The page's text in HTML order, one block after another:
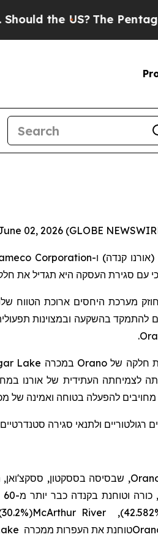
the US?The Pentagon Is
(אורנו קנדה) ו-Corporation
כי עם סגירת העסקה היא תגדיל את חלקה ב-2.129% ל-42.582% במיזם
מערכת היחסים ארוכת הטווח
להתמקד בהשקעה ובמצוינות
.
חלקה של Orano במכרה Lake
לצמיחתה העתידית של אורנו
מחויבים להפעלה בטוחה ואמינה של
ולתנאי סגירה סטנדרטיים
כורה וטוחנת בקנדה כבר יותר מ-60 שנה. אורנו קנדה היא המפעילה של מפעל האורניום
McArthur River(30.2%) וקי לייק (16.7%). המיזם המשותף
טוחנת את העפרות ממכרה